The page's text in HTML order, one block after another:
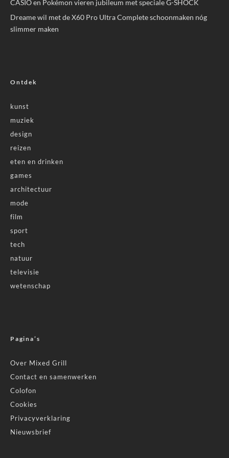
CASIO en Pokémon vieren jubileum met speciale G-SHOCK
Dreame wil met de X60 Pro Ultra Complete schoonmaken nóg
slimmer maken
Ontdek
kunst
muziek
design
reizen
eten en drinken
games
architectuur
mode
film
sport
tech
natuur
televisie
wetenschap
Pagina’s
Over Mixed Grill
Contact en samenwerken
Colofon
Cookies
Privacyverklaring
Nieuwsbrief